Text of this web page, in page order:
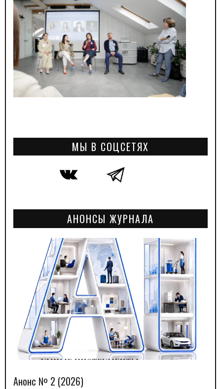
МЫ В СОЦСЕТЯХ
АНОНСЫ ЖУРНАЛА
Анонс № 2 (2026)